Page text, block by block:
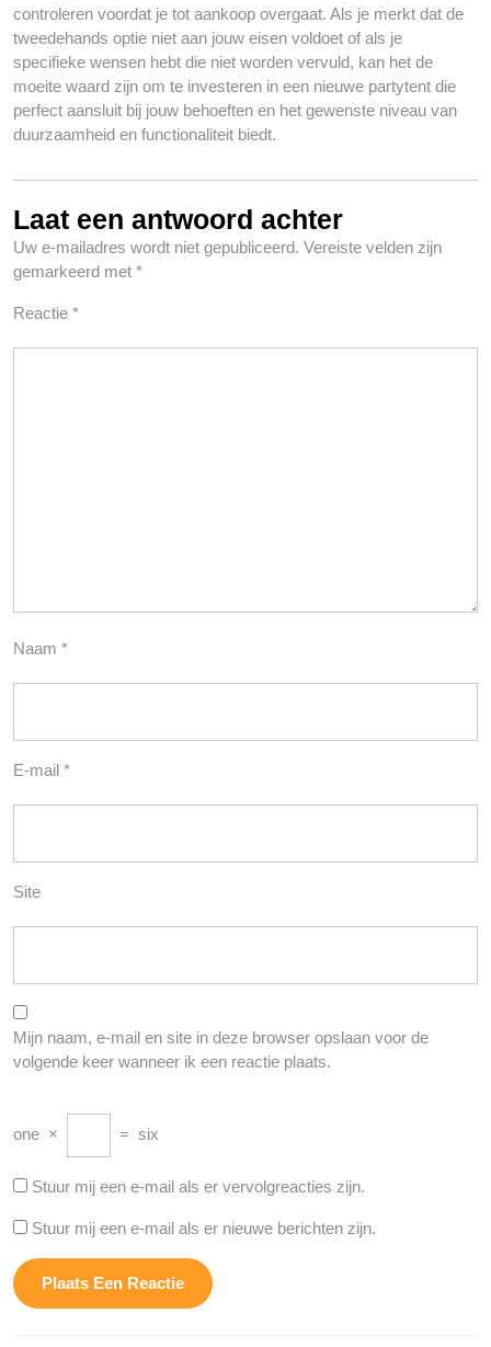
controleren voordat je tot aankoop overgaat. Als je merkt dat de
tweedehands optie niet aan jouw eisen voldoet of als je
specifieke wensen hebt die niet worden vervuld, kan het de
moeite waard zijn om te investeren in een nieuwe partytent die
perfect aansluit bij jouw behoeften en het gewenste niveau van
duurzaamheid en functionaliteit biedt.
Laat een antwoord achter
Uw e-mailadres wordt niet gepubliceerd. Vereiste velden zijn
gemarkeerd met *
Reactie *
Naam *
E-mail *
Site
Mijn naam, e-mail en site in deze browser opslaan voor de
volgende keer wanneer ik een reactie plaats.
one × = six
Stuur mij een e-mail als er vervolgreacties zijn.
Stuur mij een e-mail als er nieuwe berichten zijn.